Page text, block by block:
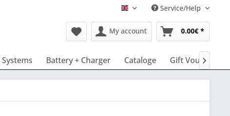
English Service/Help
My account 0.00€ *
Battery + Charger Cataloge Gift Vouchers
